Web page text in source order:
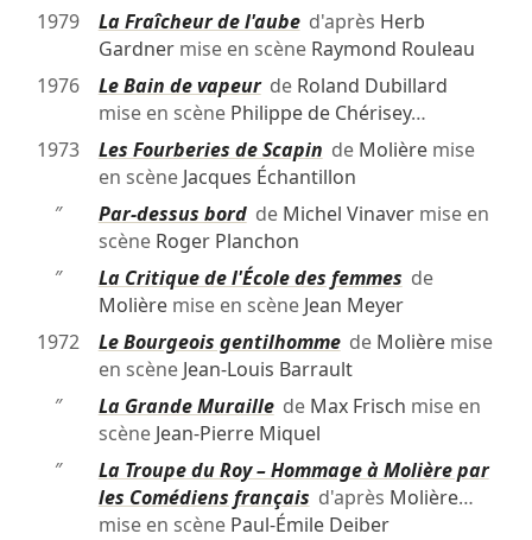
1979
La Fraîcheur de l'aubed'après Herb
Gardnermise en scène Raymond Rouleau
1976
Le Bain de vapeurde Roland Dubillard
mise en scène Philippe de Chérisey…
1973
Les Fourberies de Scapin de Molièremise
en scène Jacques Échantillon
″
Par-dessus bordde Michel Vinavermise en
scène Roger Planchon
″
La Critique de l'École des femmes de
Molièremise en scène Jean Meyer
1972
Le Bourgeois gentilhommede Molièremise
en scène Jean-Louis Barrault
″
La Grande Muraillede Max Frisch mise en
scène Jean-Pierre Miquel
″
La Troupe du Roy – Hommage à Molière par
les Comédiens français d'après Molière…
mise en scène Paul-Émile Deiber